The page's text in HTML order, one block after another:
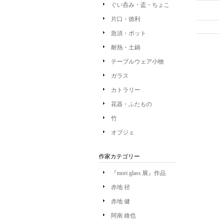
ぐい呑み・盃・ちょこ
片口・徳利
急須・ポット
耐熱・土鍋
テーブルウェア小物
ガラス
カトラリー
花器・ふたもの
竹
オブジェ
作家カテゴリー
『mori glass 展』作品
赤地 径
赤地 健
阿南 維也